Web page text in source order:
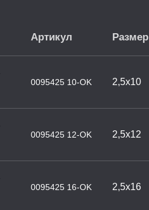
Артикул Размер
0095425 10-OK 2,5х10
0095425 12-OK 2,5х12
0095425 16-OK 2,5х16